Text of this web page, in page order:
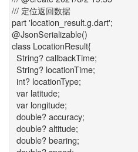
/// 定位返回数据
part 'location_result.g.dart';
@JsonSerializable()
class LocationResult{
String? callbackTime;
String? locationTime;
int? locationType;
var latitude;
var longitude;
double? accuracy;
double? altitude;
double? bearing;